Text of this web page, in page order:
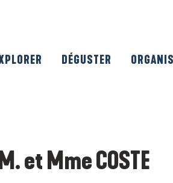
DÉGUSTER
et Mme COSTE